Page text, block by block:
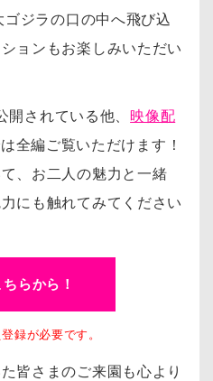
ゴジラの口の中へ飛び込
ョンもお楽しみいただい
開されている他、 映像配
全編ご覧いただけます！
、お二人の魅力と一緒
にも触れてみてください
らから！
録が必要です。
皆さまのご来園も心より